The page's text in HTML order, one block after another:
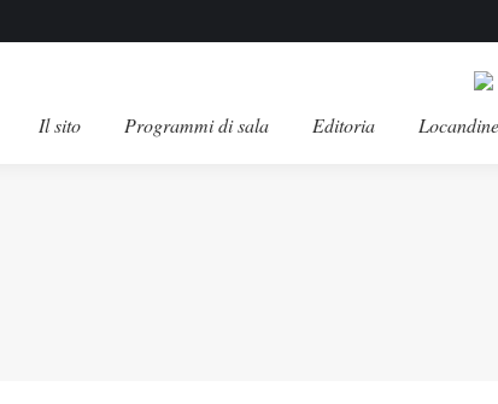
Il sito Programmi di sala Editoria Locandine